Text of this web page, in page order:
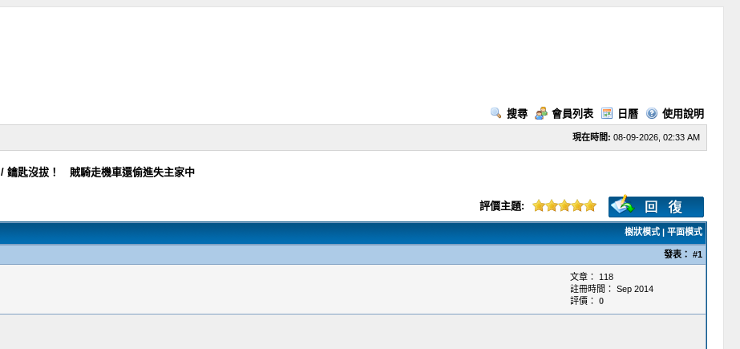
搜尋 會員列表 日曆 使用說明
現在時間: 08-09-2026, 02:33 AM
/鑰匙沒拔！ 賊騎走機車還偷進失主家中
評價主題:
樹狀模式| 平面模式
發表： #1
文章： 118
註冊時間： Sep 2014
評價： 0